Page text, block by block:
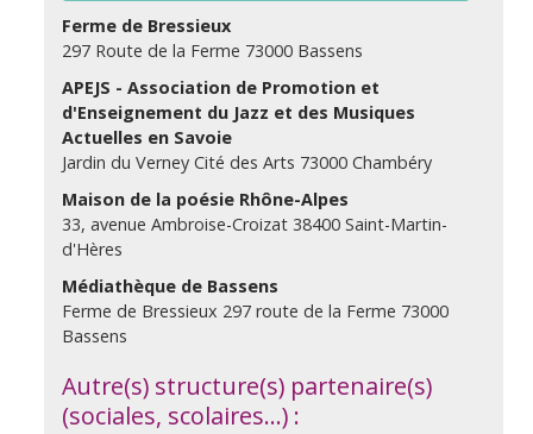
Ferme de Bressieux
297 Route de la Ferme 73000 Bassens
APEJS - Association de Promotion et
d'Enseignement du Jazz et des Musiques
Actuelles en Savoie
Jardin du Verney Cité des Arts 73000 Chambéry
Maison de la poésie Rhône-Alpes
33, avenue Ambroise-Croizat 38400 Saint-Martin-
d'Hères
Médiathèque de Bassens
Ferme de Bressieux 297 route de la Ferme 73000
Bassens
Autre(s) structure(s) partenaire(s)
(sociales, scolaires…) :